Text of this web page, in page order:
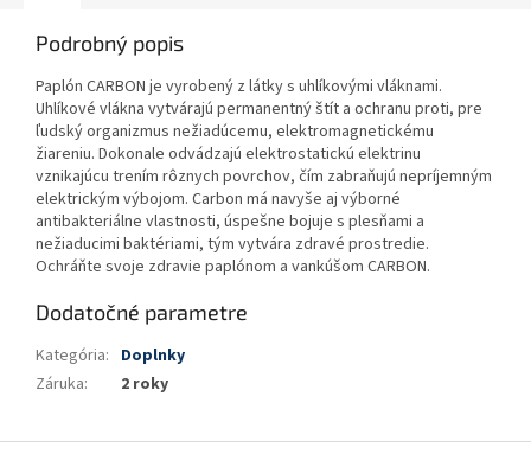
Podrobný popis
Paplón CARBON je vyrobený z látky s uhlíkovými vláknami.
Uhlíkové vlákna vytvárajú permanentný štít a ochranu proti, pre
ľudský organizmus nežiadúcemu, elektromagnetickému
žiareniu. Dokonale odvádzajú elektrostatickú elektrinu
vznikajúcu trením rôznych povrchov, čím zabraňujú nepríjemným
elektrickým výbojom. Carbon má navyše aj výborné
antibakteriálne vlastnosti, úspešne bojuje s plesňami a
nežiaducimi baktériami, tým vytvára zdravé prostredie.
Ochráňte svoje zdravie paplónom a vankúšom CARBON.
Dodatočné parametre
Kategória: Doplnky
Záruka: 2 roky